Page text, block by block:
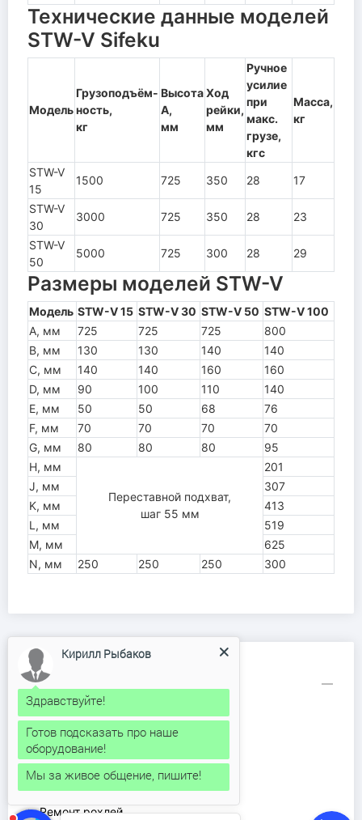
Технические данные моделей
STW-V Sifeku
Модель
Грузоподъём-
ность,
кг
Высота
А,
мм
Ход
рейки,
мм
Ручное
усилие
при
макс.
грузе,
кгс
Масса,
кг
STW-V
15
1500 725 350 28 17
STW-V
30
3000 725 350 28 23
STW-V
50
5000 725 300 28 29
Размеры моделей STW-V
Модель STW-V 15 STW-V 30 STW-V 50 STW-V 100
A, мм
725 725 725
800
B, мм
130 130 140
140
C, мм
140 140 160
160
D, мм
90 100 110
140
E, мм
50 50 68
76
F, мм
70 70 70
70
G, мм
80 80 80
95
H, мм
Переставной подхват,
шаг 55 мм
201
J, мм
307
K, мм
413
L, мм
519
M, мм
625
N, мм
250 250 250 300
Информация
Доставка и оплата
Каталог продукции
Контакты
О компании
Ремонт рохлей
Кирилл Рыбаков
Здравствуйте!
Готов подсказать про наше
оборудование!
Мы за живое общение, пишите!